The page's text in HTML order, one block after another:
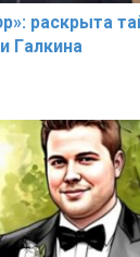
рaскрыта
Гaлкина